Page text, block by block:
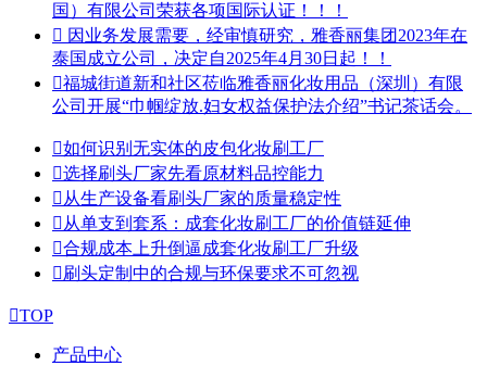
国）有限公司荣获各项国际认证！！！
 因业务发展需要，经审慎研究，雅香丽集团2023年在
泰国成立公司，决定自2025年4月30日起！！
福城街道新和社区莅临雅香丽化妆用品（深圳）有限
公司开展“巾帼绽放.妇女权益保护法介绍”书记茶话会。
如何识别无实体的皮包化妆刷工厂
选择刷头厂家先看原材料品控能力
从生产设备看刷头厂家的质量稳定性
从单支到套系：成套化妆刷工厂的价值链延伸
合规成本上升倒逼成套化妆刷工厂升级
刷头定制中的合规与环保要求不可忽视
TOP
产品中心